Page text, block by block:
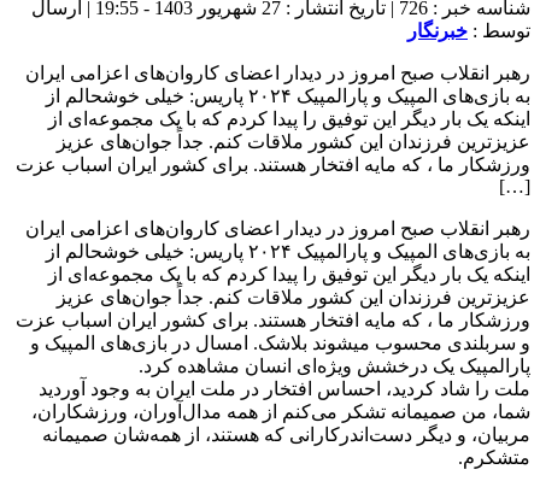
شناسه خبر : 726 | تاریخ انتشار : 27 شهریور 1403 - 19:55 | ارسال
توسط : خبرنگار
رهبر انقلاب صبح امروز در دیدار اعضای کاروان‌های اعزامی ایران
به بازی‌های المپیک و پارالمپیک ۲۰۲۴ پاریس: خیلی خوشحالم از
اینکه یک بار دیگر این توفیق را پیدا کردم که با یک مجموعه‌ای از
عزیزترین فرزندان این کشور ملاقات کنم. جداً جوان‌های عزیز
ورزشکار ما ، که مایه افتخار هستند. برای کشور ایران اسباب عزت
[…]
رهبر انقلاب صبح امروز در دیدار اعضای کاروان‌های اعزامی ایران
به بازی‌های المپیک و پارالمپیک ۲۰۲۴ پاریس: خیلی خوشحالم از
اینکه یک بار دیگر این توفیق را پیدا کردم که با یک مجموعه‌ای از
عزیزترین فرزندان این کشور ملاقات کنم. جداً جوان‌های عزیز
ورزشکار ما ، که مایه افتخار هستند. برای کشور ایران اسباب عزت
و سربلندی محسوب میشوند بلاشک. امسال در بازی‌های المپیک و
پارالمپیک یک درخشش ویژه‌ای انسان مشاهده کرد.
ملت را شاد کردید، احساس افتخار در ملت ایران به وجود آوردید
شما، من صمیمانه تشکر می‌کنم از همه مدال‌آوران، ورزشکاران،
مربیان، و دیگر دست‌اندرکارانی که هستند، از همه‌شان صمیمانه
متشکرم.